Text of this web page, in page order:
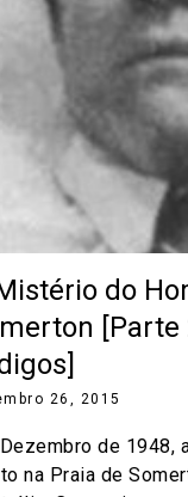
do
[Parte
26, 2015
Dezembro de 1948,
na Praia de